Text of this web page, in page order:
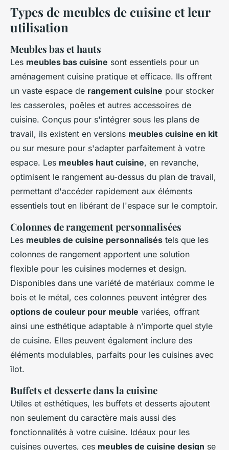
Types de meubles de cuisine et leur
utilisation
Meubles bas et hauts
Les meubles bas cuisine sont essentiels pour un
aménagement cuisine pratique et efficace. Ils offrent
un vaste espace de rangement cuisine pour stocker
les casseroles, poêles et autres accessoires de
cuisine. Conçus pour s'intégrer sous les plans de
travail, ils existent en versions meubles cuisine en kit
ou sur mesure pour s'adapter parfaitement à votre
espace. Les meubles haut cuisine, en revanche,
optimisent le rangement au-dessus du plan de travail,
permettant d'accéder rapidement aux éléments
essentiels tout en libérant de l'espace sur le comptoir.
Colonnes de rangement personnalisées
Les meubles de cuisine personnalisés tels que les
colonnes de rangement apportent une solution
flexible pour les cuisines modernes et design.
Disponibles dans une variété de matériaux comme le
bois et le métal, ces colonnes peuvent intégrer des
options de couleur pour meuble variées, offrant
ainsi une esthétique adaptable à n'importe quel style
de cuisine. Elles peuvent également inclure des
éléments modulables, parfaits pour les cuisines avec
îlot.
Buffets et desserte dans la cuisine
Utiles et esthétiques, les buffets et desserts ajoutent
non seulement du caractère mais aussi des
fonctionnalités à votre cuisine. Idéaux pour les
cuisines ouvertes, ces meubles de cuisine design se